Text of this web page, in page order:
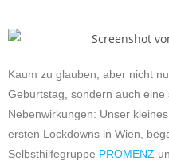
Kaum zu glauben, aber nicht
Geburtstag, sondern auch
Nebenwirkungen: Unser
ersten Lockdowns in Wien,
Selbsthilfegruppe PROMENZ